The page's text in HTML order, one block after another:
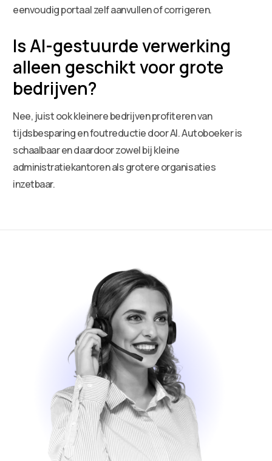
eenvoudig portaal zelf aanvullen of corrigeren.
Is AI-gestuurde verwerking
alleen geschikt voor grote
bedrijven?
Nee, juist ook kleinere bedrijven profiteren van
tijdsbesparing en foutreductie door AI. Autoboeker is
schaalbaar en daardoor zowel bij kleine
administratiekantoren als grotere organisaties
inzetbaar.